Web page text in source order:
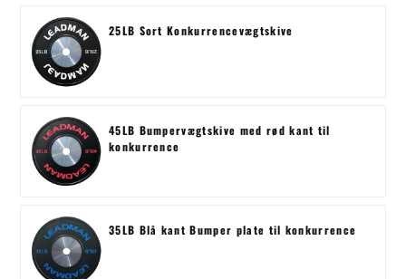
25LB Sort Konkurrencevægtskive
45LB Bumpervægtskive med rød kant til
konkurrence
35LB Blå kant Bumper plate til konkurrence